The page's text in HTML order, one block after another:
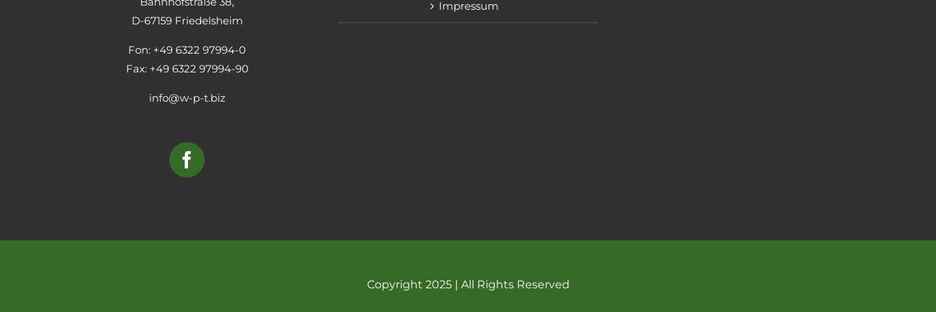
D-67159 Friedelsheim
Fon: +49 6322 97994-0
Fax: +49 6322 97994-90
info@w-p-t.biz
Impressum
Copyright 2025 | All Rights Reserved